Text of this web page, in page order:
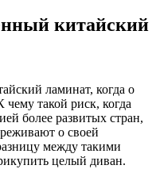
китайский
ламинат, когда о
такой риск, когда
более развитых стран,
о своей
между такими
целый диван.